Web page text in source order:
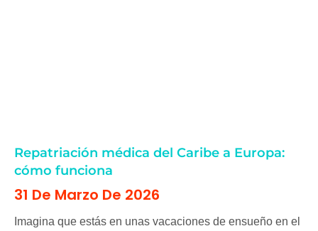
Repatriación médica del Caribe a Europa:
cómo funciona
31 De Marzo De 2026
Imagina que estás en unas vacaciones de ensueño en el